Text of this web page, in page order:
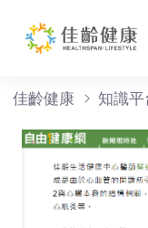
媒體報導
佳齡健康 知識平